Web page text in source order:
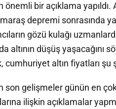
önemli bir açıklama
depremi sonrasında
gözü kulağı
altının düşüş yaşacağını
cumhuriyet altın fiyatları şu
son gelişmeler günün en
ilişkin açıklamalar